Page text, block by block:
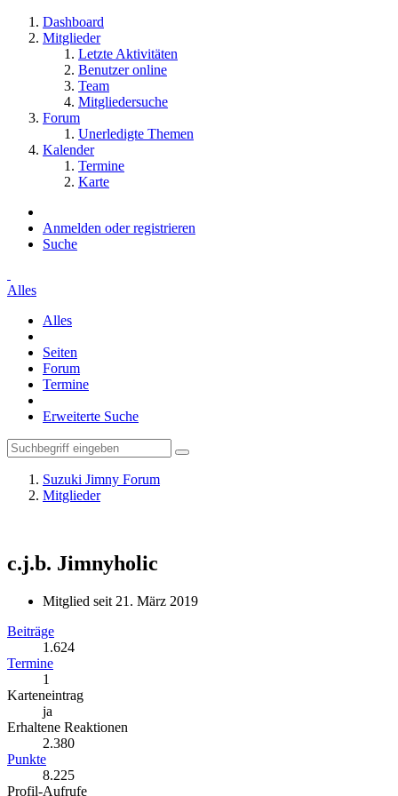
Dashboard
Mitglieder
Letzte Aktivitäten
Benutzer online
Team
Mitgliedersuche
Forum
Unerledigte Themen
Kalender
Termine
Karte
Anmelden oder registrieren
Suche
Alles
Alles
Seiten
Forum
Termine
Erweiterte Suche
Suzuki Jimny Forum
Mitglieder
c.j.b. Jimnyholic
Mitglied seit 21. März 2019
Beiträge
1.624
Termine
1
Karteneintrag
ja
Erhaltene Reaktionen
2.380
Punkte
8.225
Profil-Aufrufe